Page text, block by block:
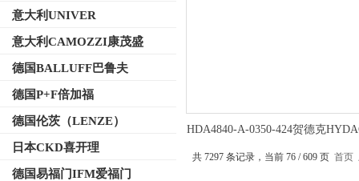
意大利UNIVER
意大利CAMOZZI康茂盛
德国BALLUFF巴鲁夫
德国P+F倍加福
德国伦茨（LENZE）
日本CKD喜开理
德国易福门IFM爱福门
HDA4840-A-0350-424贺德克
共 7297 条记录，当前 76 / 609 页 首页